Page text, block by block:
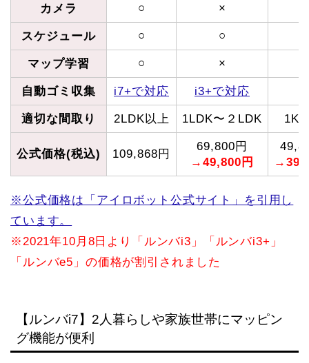
カメラ ○ ×
スケジュール ○ ○
マップ学習 ○ ×
自動ゴミ収集 i7+で対応 i3+で対応
適切な間取り 2LDK以上 1LDK〜２LDK 1K
公式価格(税込) 109,868円
69,800円
→49,800円
※公式価格は「アイロボット公式サイト」を引用し
ています。
※2021年10月8日より「ルンバi3」「ルンバi3+」
「ルンバe5」の価格が割引されました
【ルンバi7】2人暮らしや家族世帯にマッピン
グ機能が便利